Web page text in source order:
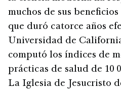
muchos de sus
que duró catorce años
Universidad de
computó los índices de
prácticas de salud de 10
La Iglesia de Jesucristo